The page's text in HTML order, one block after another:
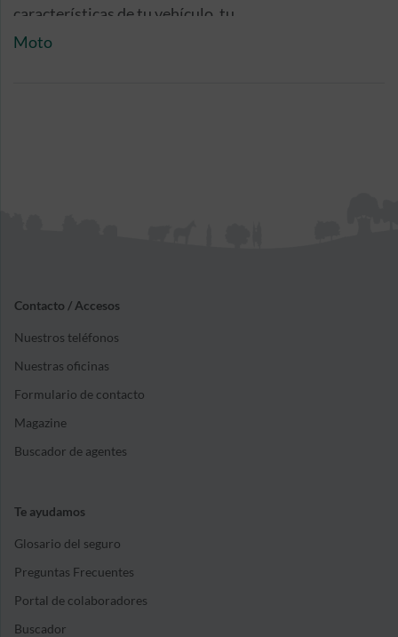
características de tu vehículo, tu
perfil como conductor, y la zona
Moto
Contacto / Accesos
Nuestros teléfonos
Nuestras oficinas
Formulario de contacto
Magazine
Buscador de agentes
Te ayudamos
Glosario del seguro
Preguntas Frecuentes
Portal de colaboradores
Buscador